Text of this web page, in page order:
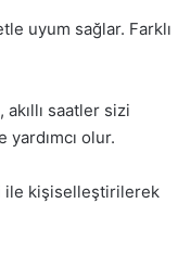
uyum sağlar. Farklı
saatler sizi
olur.
ile kişiselleştirilerek